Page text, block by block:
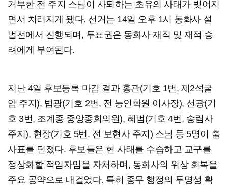
거부한 전 주지 스님이 사퇴하는 초유의 사태가 빚어지
면서 치러지게 됐다. 선거는 14일 오후 1시 동화사 설
법전에서 진행되며, 투표권은 동화사 재직 및 재적 승
려에게 부여된다.
지난 4일 후보등록 마감 결과 홍관(기호 1번, 제2석굴
암 주지), 법광(기호 2번, 전 능인학원 이사장), 선광(기
호 3번, 조계종 중앙종회의원), 혜범(기호 4번, 송림사
주지), 현장(기호 5번, 전 보현사 주지) 스님 등 5명이 출
사표를 던졌다. 후보들은 현 사태를 수습하고 교구를
정상화할 적임자임을 자처하며, 동화사의 위상 회복을
주요 공약으로 내걸었다. 특히 종무 행정의 투명성 확